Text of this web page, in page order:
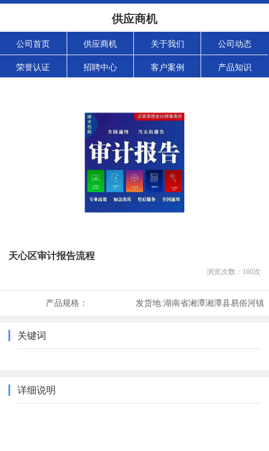
供应商机
公司首页 供应商机 关于我们 公司动态
荣誉认证 招聘中心 客户案例 产品知识
天心区审计报告流程
浏览次数： 100次
产品规格： 发货地:湖南省湘潭湘潭县易俗河镇
关键词
详细说明